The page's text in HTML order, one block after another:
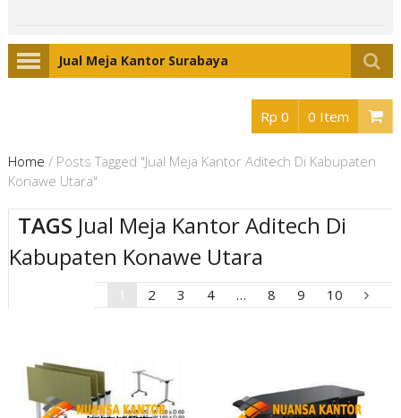
Jual Meja Kantor Surabaya
Rp 0 0 Item
Home / Posts Tagged "Jual Meja Kantor Aditech Di Kabupaten
Konawe Utara"
TAGS Jual Meja Kantor Aditech Di
Kabupaten Konawe Utara
2 3 4 … 8 9 10